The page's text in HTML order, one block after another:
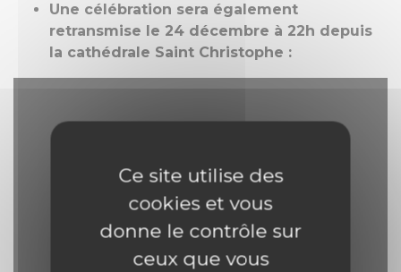
Une célébration sera également
retransmise le 24 décembre à 22h depuis
la cathédrale Saint Christophe :
Ce site utilise des
cookies et vous
donne le contrôle sur
ceux que vous